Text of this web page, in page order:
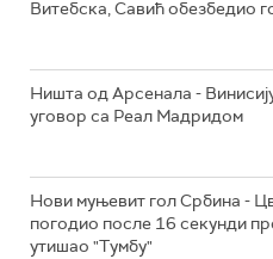
Витебска, Савић обезбедио
Ништа од Арсенала -
уговор са Реал Мадридом
Нови муњевит гол Србина -
погодио после 16 секунди
утишао "Тумбу"